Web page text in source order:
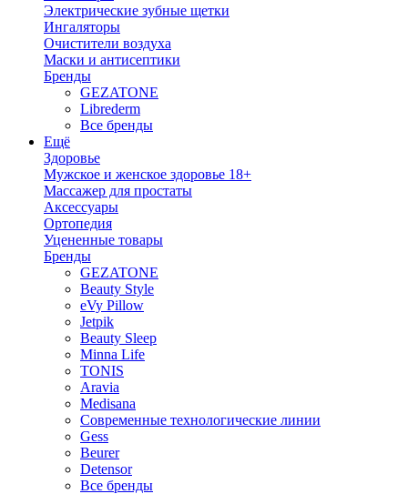
Электрические зубные щетки
Ингаляторы
Очистители воздуха
Маски и антисептики
Бренды
GEZATONE
Librederm
Все бренды
Ещё
Здоровье
Мужское и женское здоровье 18+
Массажер для простаты
Аксессуары
Ортопедия
Уцененные товары
Бренды
GEZATONE
Beauty Style
eVy Pillow
Jetpik
Beauty Sleep
Minna Life
TONIS
Aravia
Medisana
Современные технологические линии
Gess
Beurer
Detensor
Все бренды